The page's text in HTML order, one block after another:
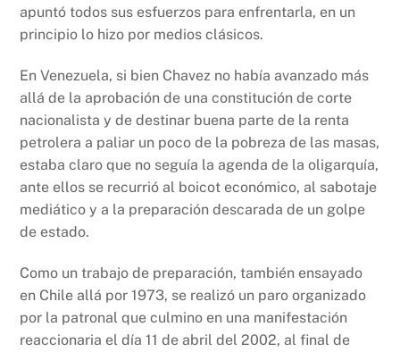
apuntó todos sus esfuerzos para enfrentarla, en un
principio lo hizo por medios clásicos.
En Venezuela, si bien Chavez no había avanzado más
allá de la aprobación de una constitución de corte
nacionalista y de destinar buena parte de la renta
petrolera a paliar un poco de la pobreza de las masas,
estaba claro que no seguía la agenda de la oligarquía,
ante ellos se recurrió al boicot económico, al sabotaje
mediático y a la preparación descarada de un golpe
de estado.
Como un trabajo de preparación, también ensayado
en Chile allá por 1973, se realizó un paro organizado
por la patronal que culmino en una manifestación
reaccionaria el día 11 de abril del 2002, al final de